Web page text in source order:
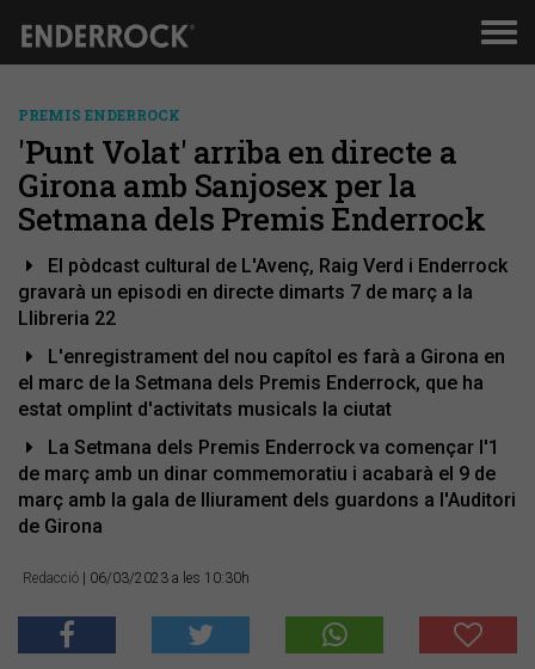
PREMIS ENDERROCK
'Punt Volat' arriba en directe a
Girona amb Sanjosex per la
Setmana dels Premis Enderrock
El pòdcast cultural de L'Avenç, Raig Verd i Enderrock
gravarà un episodi en directe dimarts 7 de març a la
Llibreria 22
L'enregistrament del nou capítol es farà a Girona en
el marc de la Setmana dels Premis Enderrock, que ha
estat omplint d'activitats musicals la ciutat
La Setmana dels Premis Enderrock va començar l'1
de març amb un dinar commemoratiu i acabarà el 9 de
març amb la gala de lliurament dels guardons a l'Auditori
de Girona
Redacció | 06/03/2023 a les 10:30h